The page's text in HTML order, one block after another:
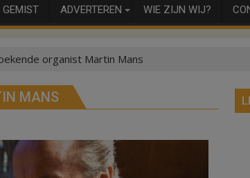
GEMIST ADVERTEREN WIE ZIJN WIJ?
organist Martin Mans
MANS